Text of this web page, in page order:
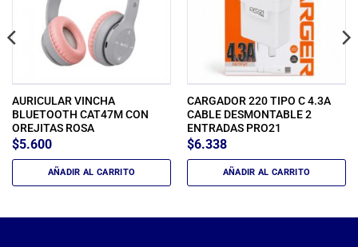
AURICULAR VINCHA
BLUETOOTH CAT47M CON
OREJITAS ROSA
$5.600
AÑADIR AL CARRITO
CARGADOR 220 TIPO C 4.3A
CABLE DESMONTABLE 2
ENTRADAS PRO21
$6.338
AÑADIR AL CARRITO